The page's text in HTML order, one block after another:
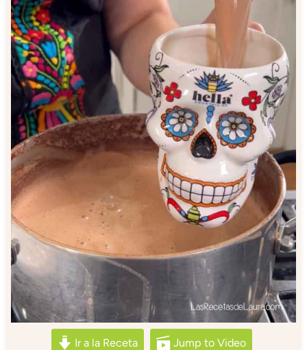
Ir a la Receta Jump to Video